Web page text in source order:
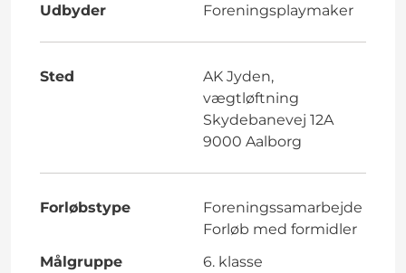
Udbyder Foreningsplaymaker
Sted
AK Jyden,
vægtløftning
Skydebanevej 12A
9000 Aalborg
Forløbstype
Foreningssamarbejde
Forløb med formidler
Målgruppe
6. klasse